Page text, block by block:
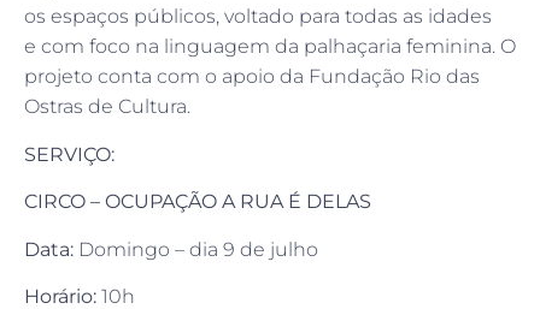
os espaços públicos, voltado para todas as idades
e com foco na linguagem da palhaçaria feminina. O
projeto conta com o apoio da Fundação Rio das
Ostras de Cultura.
SERVIÇO:
CIRCO – OCUPAÇÃO A RUA É DELAS
Data: Domingo – dia 9 de julho
Horário: 10h